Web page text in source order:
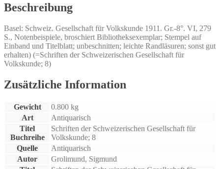
Beschreibung
Basel: Schweiz. Gesellschaft für Volkskunde 1911. Gr.-8°. VI, 279
S., Notenbeispiele, broschiert Bibliotheksexemplar; Stempel auf
Einband und Titelblatt; unbeschnitten; leichte Randläsuren; sonst gut
erhalten) (=Schriften der Schweizerischen Gesellschaft für
Volkskunde; 8)
Zusätzliche Information
Gewicht
0.800 kg
Art
Antiquarisch
Titel
Buchreihe
Schriften der Schweizerischen Gesellschaft für
Volkskunde; 8
Quelle
Antiquarisch
Autor
Grolimund, Sigmund